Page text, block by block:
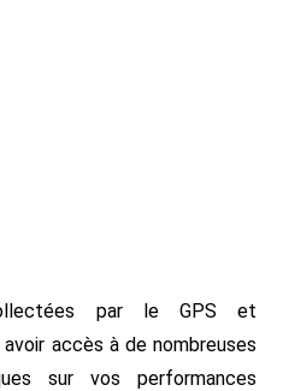
par le GPS et
accès à de nombreuses
sur vos performances